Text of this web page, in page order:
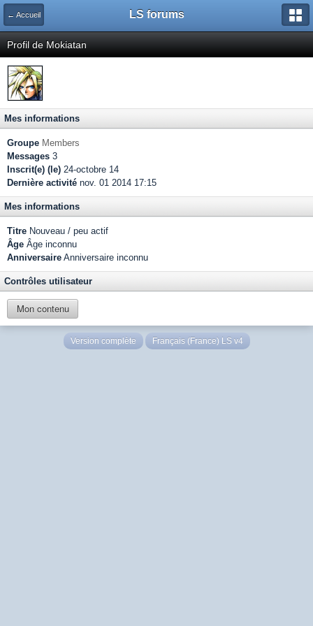
← Accueil LS forums
Profil de Mokiatan
Mes informations
Groupe Members
Messages 3
Inscrit(e) (le) 24-octobre 14
Dernière activité nov. 01 2014 17:15
Mes informations
Titre Nouveau / peu actif
Âge Âge inconnu
Anniversaire Anniversaire inconnu
Contrôles utilisateur
Mon contenu
Version complète Français (France) LS v4